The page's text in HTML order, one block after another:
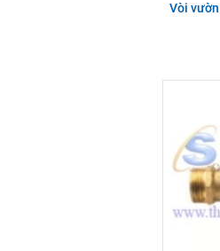
Vòi